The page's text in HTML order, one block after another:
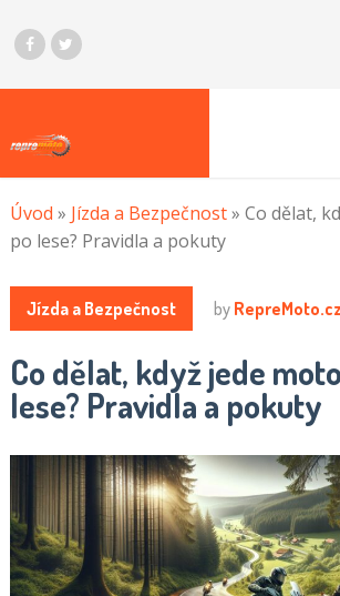
Úvod » Jízda a Bezpečnost» Co dělat,
po lese? Pravidla a pokuty
Jízda a Bezpečnost by
Co dělat, když jede
lese? Pravidla a pokuty